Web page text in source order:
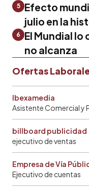
5
Efecto
julio en la
6
El Mundial
no alcanza
Ofertas
Ibexamedia
Asistente Comercial y
billboard publicidad
ejecutivo de ventas
Empresa de Vía
Ejecutivo de cuentas